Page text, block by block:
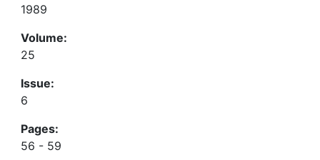
1989
Volume:
25
Issue:
6
Pages:
56 - 59